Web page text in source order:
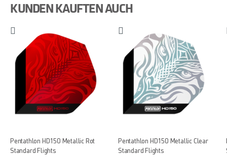
KUNDEN KAUFTEN AUCH
Pentathlon HD150 Metallic Rot
Standard Flights
Pentathlon HD150 Metallic Clear
Standard Flights